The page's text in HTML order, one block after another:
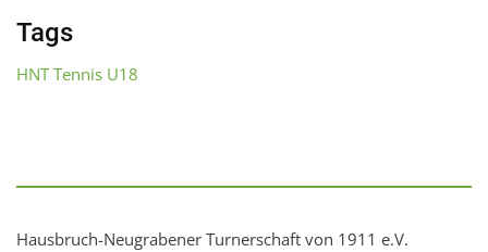
Tags
HNT Tennis U18
Hausbruch-Neugrabener Turnerschaft von 1911 e.V.